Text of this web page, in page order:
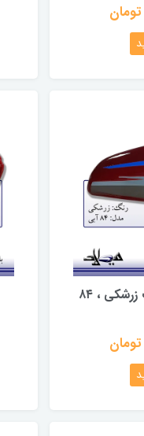
باک موتورسیکلت زرشکی ، ۸۴